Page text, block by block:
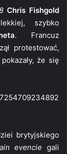
Chris Fishgold
szybko
. Francuz
protestować,
że się
brytyjskiego
evencie gali